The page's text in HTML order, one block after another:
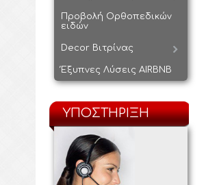
Προβολή Ορθοπεδικών
ειδών
Decor Βιτρίνας
Έξυπνες Λύσεις AIRBNB
ΥΠΟΣΤΗΡΙΞΗ